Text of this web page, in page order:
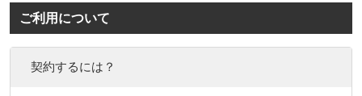
ご利用について
契約するには？